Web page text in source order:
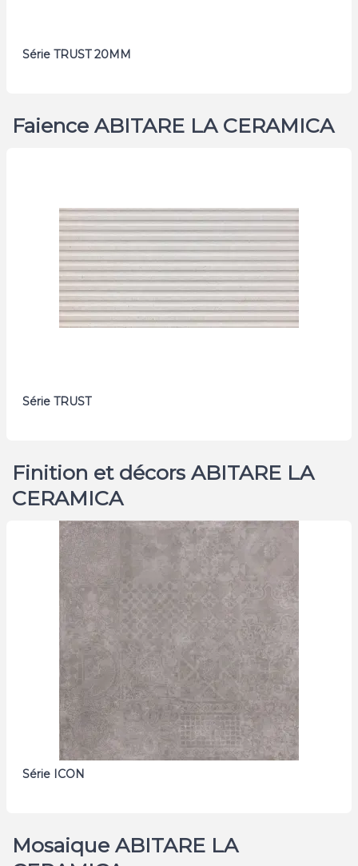
Série TRUST 20MM
Faience ABITARE LA CERAMICA
Série TRUST
Finition et décors ABITARE LA
CERAMICA
Série ICON
Mosaique ABITARE LA